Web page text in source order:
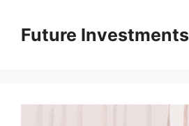
вмістуFuture Investments